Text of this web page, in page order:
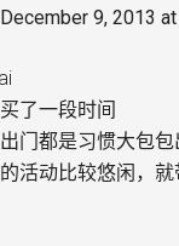
December 9, 2013
了一段时间
门都是习惯大包包
活动比较悠闲，